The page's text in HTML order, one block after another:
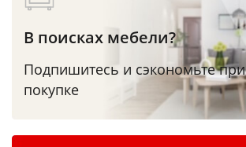
В поисках мебели?
Подпишитесь и сэкономьте при
покупке